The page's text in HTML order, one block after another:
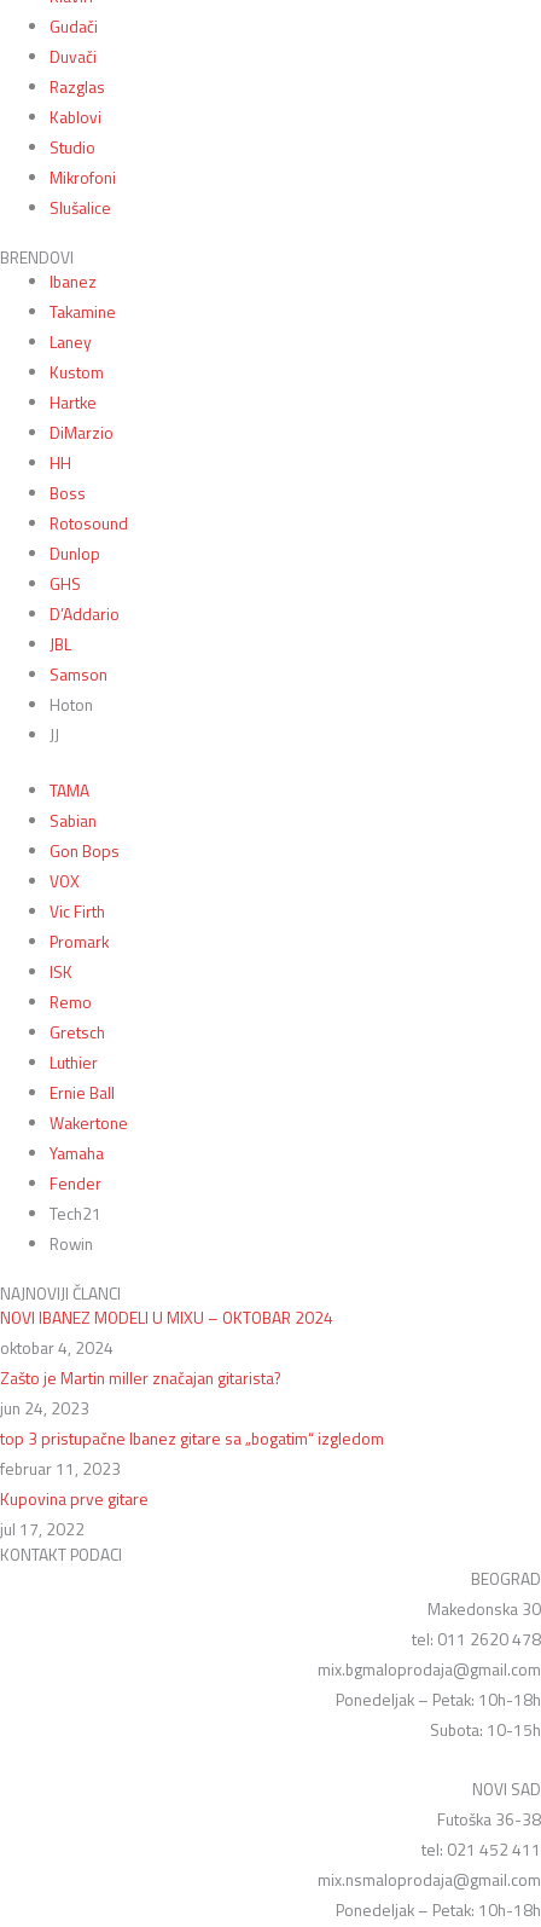
Gudači
Duvači
Razglas
Kablovi
Studio
Mikrofoni
Slušalice
BRENDOVI
Ibanez
Takamine
Laney
Kustom
Hartke
DiMarzio
HH
Boss
Rotosound
Dunlop
GHS
D’Addario
JBL
Samson
Hoton
JJ
TAMA
Sabian
Gon Bops
VOX
Vic Firth
Promark
ISK
Remo
Gretsch
Luthier
Ernie Ball
Wakertone
Yamaha
Fender
Tech21
Rowin
NAJNOVIJI ČLANCI
NOVI IBANEZ MODELI U MIXU – OKTOBAR 2024
oktobar 4, 2024
Zašto je Martin miller značajan gitarista?
jun 24, 2023
top 3 pristupačne Ibanez gitare sa „bogatim“ izgledom
februar 11, 2023
Kupovina prve gitare
jul 17, 2022
KONTAKT PODACI
BEOGRAD
Makedonska 30
tel: 011 2620 478
mix.bgmaloprodaja@gmail.com
Ponedeljak – Petak: 10h-18h
Subota: 10-15h
NOVI SAD
Futoška 36-38
tel: 021 452 411
mix.nsmaloprodaja@gmail.com
Ponedeljak – Petak: 10h-18h